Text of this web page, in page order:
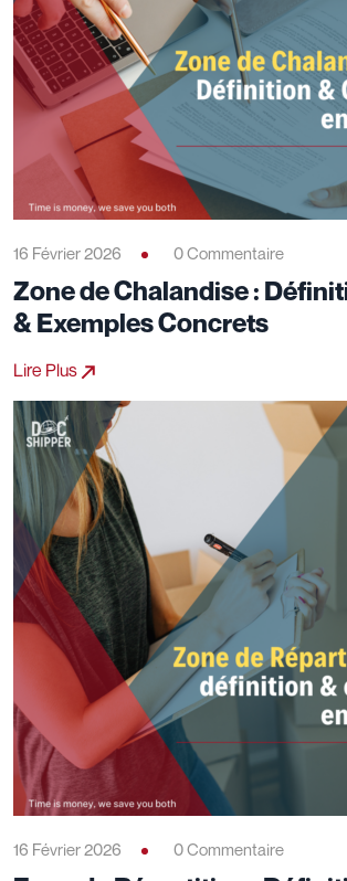
16 Février 2026 0 Commentaire
Zone de Chalandise :
& Exemples Concrets
Lire Plus
16 Février 2026 0 Commentaire